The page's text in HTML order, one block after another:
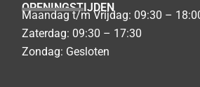
OPENINGSTIJDEN
Maandag t/m Vrijdag: 09:30 –
Zaterdag: 09:30 – 17:30
Zondag: Gesloten